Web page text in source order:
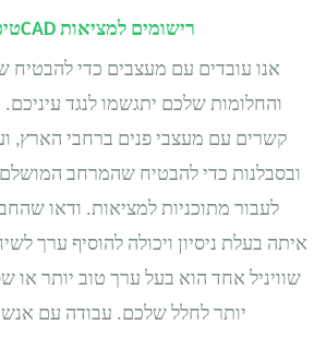
טיפ 3: איךCAD רישומים למציאות
אנו עובדים עם מעצבים כדי להבטיח
והחלומות שלכם יתגשמו לנגד
קשרים עם מעצבי פנים ברחבי הארץ,
ובסבלנות כדי להבטיח שהמרחב
לעבור מתוכניות למציאות. ודאו
איתה בעלת ניסיון ויכולה להוסיף ערך
שוויניל אחד הוא בעל ערך טוב יותר או
יותר לחלל שלכם. עבודה עם